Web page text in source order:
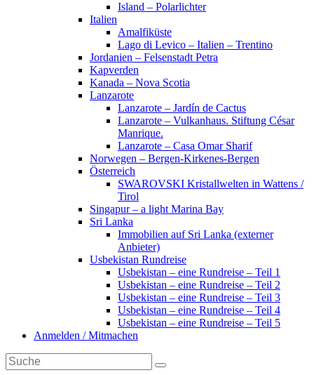
Island – Polarlichter
Italien
Amalfiküste
Lago di Levico – Italien – Trentino
Jordanien – Felsenstadt Petra
Kapverden
Kanada – Nova Scotia
Lanzarote
Lanzarote – Jardín de Cactus
Lanzarote – Vulkanhaus. Stiftung César
Manrique.
Lanzarote – Casa Omar Sharif
Norwegen – Bergen-Kirkenes-Bergen
Österreich
SWAROVSKI Kristallwelten in Wattens /
Tirol
Singapur – a light Marina Bay
Sri Lanka
Immobilien auf Sri Lanka (externer
Anbieter)
Usbekistan Rundreise
Usbekistan – eine Rundreise – Teil 1
Usbekistan – eine Rundreise – Teil 2
Usbekistan – eine Rundreise – Teil 3
Usbekistan – eine Rundreise – Teil 4
Usbekistan – eine Rundreise – Teil 5
Anmelden / Mitmachen